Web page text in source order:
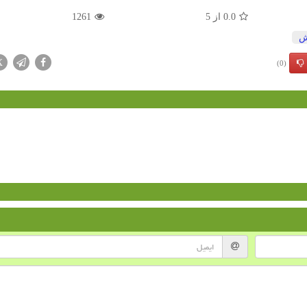
0.0 از5
1261
(0)